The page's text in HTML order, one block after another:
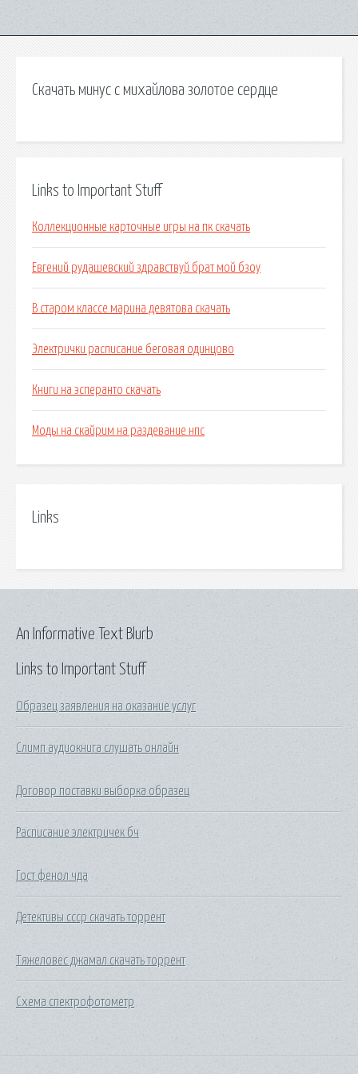
Скачать минус с михайлова золотое сердце
Links to Important Stuff
Коллекционные карточные игры на пк скачать
Евгений рудашевский здравствуй брат мой бзоу
В старом классе марина девятова скачать
Электрички расписание беговая одинцово
Книги на эсперанто скачать
Моды на скайрим на раздевание нпс
Links
Links to Important Stuff
Образец заявления на оказание услуг
Слимп аудиокнига слушать онлайн
Договор поставки выборка образец
Расписание электричек бч
Гост фенол чда
Детективы ссср скачать торрент
Тяжеловес джамал скачать торрент
Схема спектрофотометр
An Informative Text Blurb